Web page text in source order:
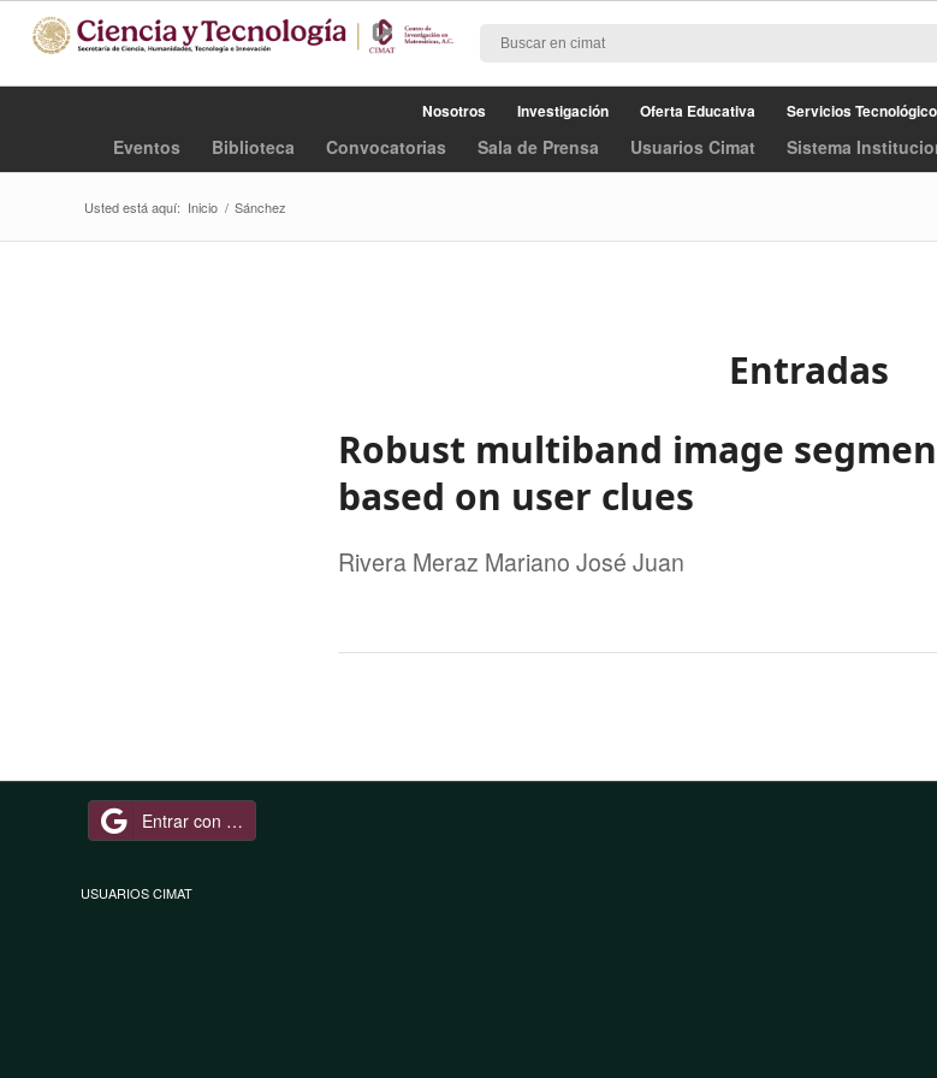
Nosotros Investigación Oferta Educativa Servicios
Eventos Biblioteca Convocatorias Sala de Prensa Usuarios Cimat Sistema
Usted está aquí: Inicio / Sánchez
Entradas
Robust multiband image
based on user clues
Rivera Meraz Mariano José Juan
Entrar con Google
USUARIOS CIMAT